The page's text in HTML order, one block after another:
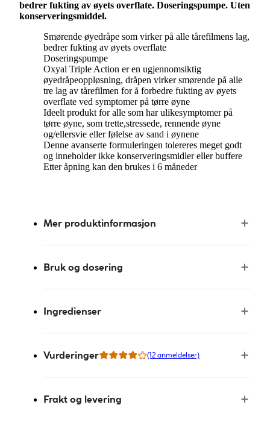
bedrer fukting av øyets overflate. Doseringspumpe. Uten
konserveringsmiddel.
Smørende øyedråpe som virker på alle tårefilmens lag,
bedrer fukting av øyets overflate
Doseringspumpe
Oxyal Triple Action er en ugjennomsiktig
øyedråpeoppløsning, dråpen virker smørende på alle
tre lag av tårefilmen for å forbedre fukting av øyets
overflate ved symptomer på tørre øyne
Ideelt produkt for alle som har ulikesymptomer på
tørre øyne, som trette,stressede, rennende øyne
og/ellersvie eller følelse av sand i øynene
Denne avanserte formuleringen tolereres meget godt
og inneholder ikke konserveringsmidler eller buffere
Etter åpning kan den brukes i 6 måneder
Mer produktinformasjon
Bruk og dosering
Ingredienser
Vurderinger (12 anmeldelser)
Frakt og levering